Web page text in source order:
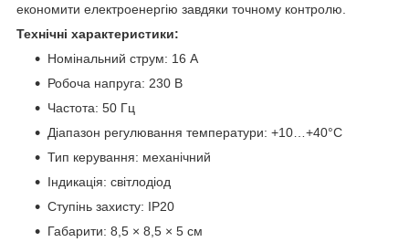
економити електроенергію завдяки точному контролю.
Технічні характеристики:
Номінальний струм: 16 А
Робоча напруга: 230 В
Частота: 50 Гц
Діапазон регулювання температури: +10…+40°C
Тип керування: механічний
Індикація: світлодіод
Ступінь захисту: IP20
Габарити: 8,5 × 8,5 × 5 см